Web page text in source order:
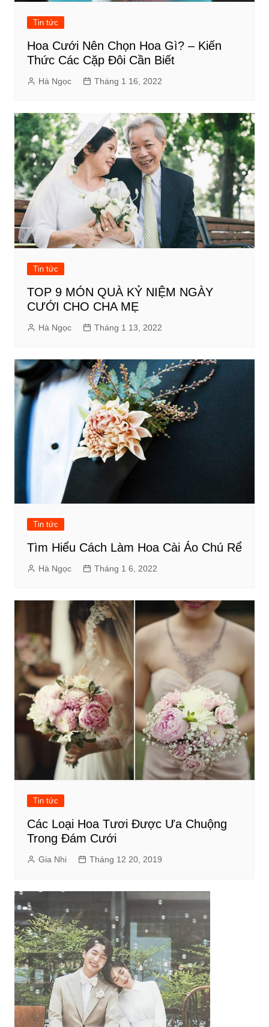
Tin tức
Hoa Cưới Nên Chọn Hoa Gì? – Kiến
Thức Các Cặp Đôi Cần Biết
Hà Ngọc Tháng 1 16, 2022
Tin tức
TOP 9 MÓN QUÀ KỶ NIỆM NGÀY
CƯỚI CHO CHA MẸ
Hà Ngọc Tháng 1 13, 2022
Tin tức
Tìm Hiểu Cách Làm Hoa Cài Áo Chú Rể
Hà Ngọc Tháng 1 6, 2022
Tin tức
Các Loại Hoa Tươi Được Ưa Chuộng
Trong Đám Cưới
Gia Nhi Tháng 12 20, 2019